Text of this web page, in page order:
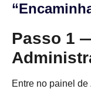
Passo 1
Entre no painel de